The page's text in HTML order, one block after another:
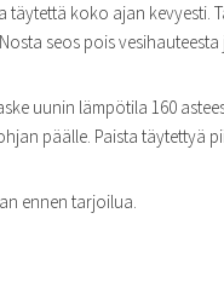
koko ajan kevyesti.
seos pois
uunin lämpötila 160
päälle. Paista täytettyä
ennen tarjoilua.